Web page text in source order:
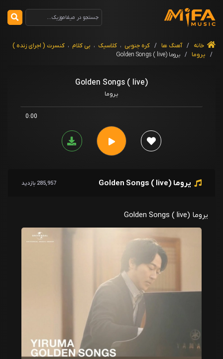
خانه / آهنگ ها / کره جنوبی ، کلاسیک ، بی کلام ، کنسرت ( اجرای زنده )
/
یروما / یروما Golden Songs ( live)
Golden Songs ( live)
یروما
0:00
یروما Golden Songs ( live) 285,957 بازدید
یروما Golden Songs ( live)